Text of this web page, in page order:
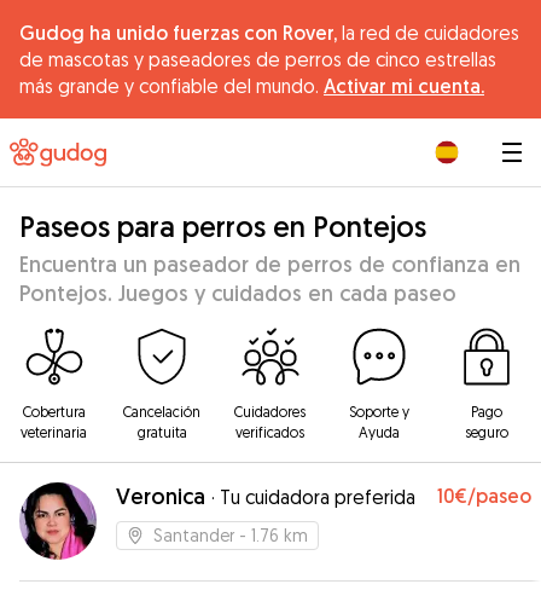
Gudog ha unido fuerzas con Rover, la red de cuidadores
de mascotas y paseadores de perros de cinco estrellas
más grande y confiable del mundo. Activar mi cuenta.
Paseos para perros en Pontejos
Encuentra un paseador de perros de confianza en
Pontejos. Juegos y cuidados en cada paseo
Cobertura
veterinaria
Cancelación
gratuita
Cuidadores
verificados
Soporte y
Ayuda
Pago
seguro
Veronica · Tu cuidadora preferida 10€/paseo
Santander - 1.76 km